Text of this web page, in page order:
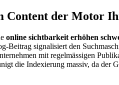
Content der Motor
online sichtbarkeit erhöhen
Beitrag signalisiert den
mit regelmässigen
die Indexierung massiv, da